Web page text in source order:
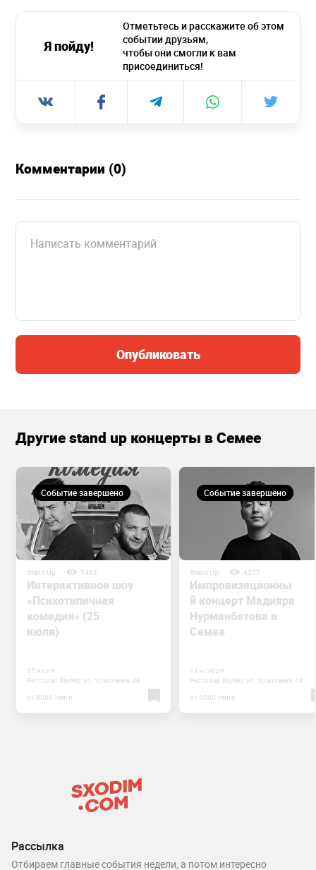
Я пойду!
Отметьтесь и расскажите об этом
событии друзьям,
чтобы они смогли к вам
присоединиться!
Комментарии (0)
Опубликовать
Другие stand up концерты в Семее
Событие завершено
Stand Up 7482
Интерактивное шоу
«Психотипичная
комедия» (25
июля)
25 июля
Ресторан Bayleis, ул. Уранхаева, 48
от 8000 тенге
Событие завершено
Stand Up 4277
Импровизационны
й концерт Мадияра
Нурманбетова в
Семее
14 ноября
Рестобар Bayleis, ул. Уранхаева, 48
от 6000 тенге
Рассылка
Отбираем главные события недели, а потом интересно